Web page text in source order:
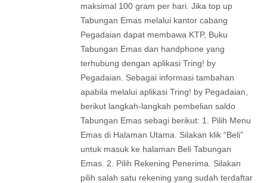
maksimal 100 gram per hari. Jika top up
Tabungan Emas melalui kantor cabang
Pegadaian dapat membawa KTP, Buku
Tabungan Emas dan handphone yang
terhubung dengan aplikasi Tring! by
Pegadaian. Sebagai informasi tambahan
apabila melalui aplikasi Tring! by Pegadaian,
berikut langkah-langkah pembelian saldo
Tabungan Emas sebagi berikut: 1. Pilih Menu
Emas di Halaman Utama. Silakan klik “Beli”
untuk masuk ke halaman Beli Tabungan
Emas. 2. Pilih Rekening Penerima. Silakan
pilih salah satu rekening yang sudah terdaftar